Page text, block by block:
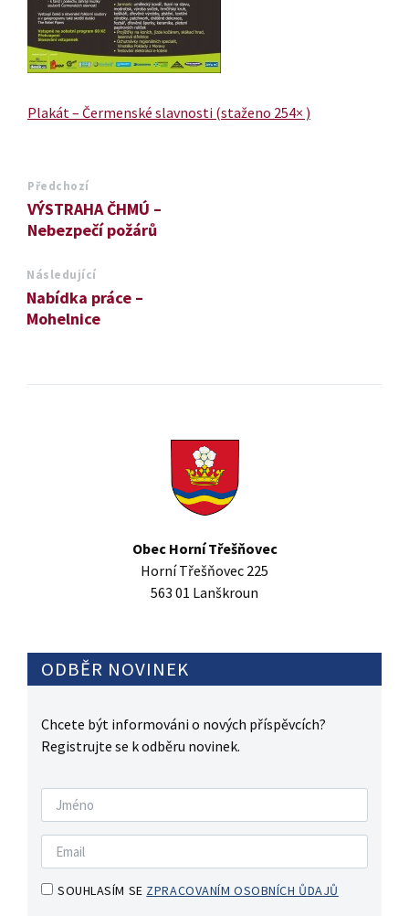
Plakát – Čermenské slavnosti (staženo 254× )
Předchozí
VÝSTRAHA ČHMÚ –
Nebezpečí požárů
Následující
Nabídka práce –
Mohelnice
Obec Horní Třešňovec
Horní Třešňovec 225
563 01 Lanškroun
ODBĚR NOVINEK
Chcete být informováni o nových příspěvcích?
Registrujte se k odběru novinek.
SOUHLASÍM SE ZPRACOVANÍM OSOBNÍCH ŮDAJŮ